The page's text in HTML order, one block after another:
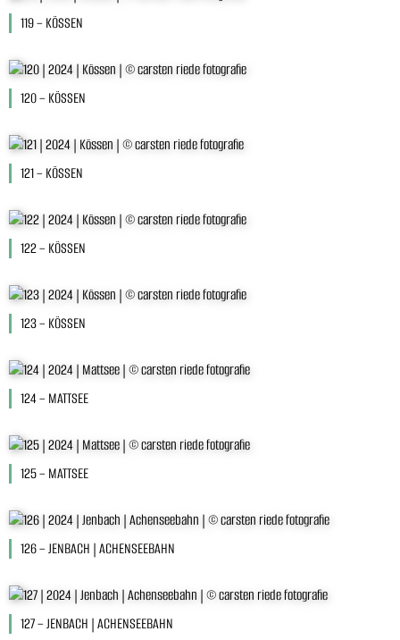
119 – KÖSSEN
120 – KÖSSEN
121 – KÖSSEN
122 – KÖSSEN
123 – KÖSSEN
124 – MATTSEE
125 – MATTSEE
126 – JENBACH | ACHENSEEBAHN
127 – JENBACH | ACHENSEEBAHN